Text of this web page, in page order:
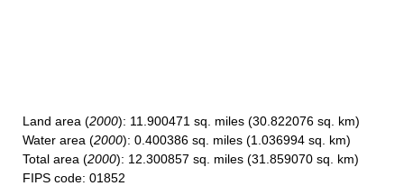
Land area (2000): 11.900471 sq. miles (30.822076 sq. km)
Water area (2000): 0.400386 sq. miles (1.036994 sq. km)
Total area (2000): 12.300857 sq. miles (31.859070 sq. km)
FIPS code: 01852